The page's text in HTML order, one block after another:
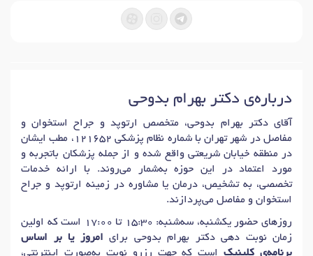
درباره‌ی دکتر بهرام بدوحی
آقای دکتر بهرام بدوحی، متخصص ارتوپد و جراح استخوان و
مفاصل در شهر تهران با شماره نظام پزشکی 121652، مطب ایشان
در منطقه خیابان شریعتی واقع شده و از جمله پزشکان باتجربه و
مورد اعتماد در این حوزه به‌شمار می‌روند. با ارائه خدمات
تخصصی، به تشخیص، درمان یا مشاوره در زمینه ارتوپد و جراح
استخوان و مفاصل می‌پردازند.
روزهای حضور یکشنبه، سه‌شنبه: 15:30 تا 17:00 است که اولین
زمان نوبت دهی دکتر بهرام بدوحی برای امروز یا بر اساس
برنامه‌ی کلینیکاست که جهت رزرو نوبت به‌صورت اینترنتی،